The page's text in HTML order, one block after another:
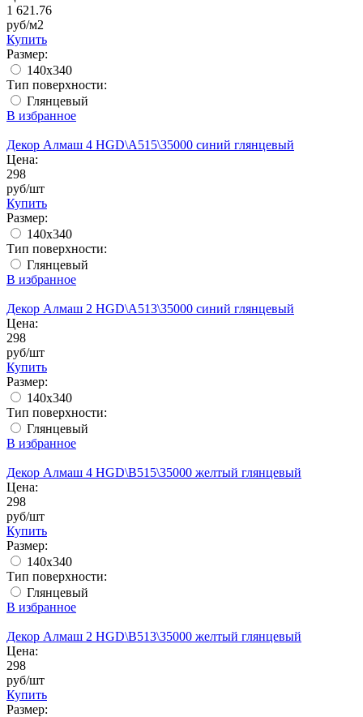
1 621.76
руб/м2
Купить
Размер:
140x340
Тип поверхности:
Глянцевый
В избранное
Декор Алмаш 4 HGD\A515\35000 синий глянцевый
Цена:
298
руб/шт
Купить
Размер:
140x340
Тип поверхности:
Глянцевый
В избранное
Декор Алмаш 2 HGD\A513\35000 синий глянцевый
Цена:
298
руб/шт
Купить
Размер:
140x340
Тип поверхности:
Глянцевый
В избранное
Декор Алмаш 4 HGD\B515\35000 желтый глянцевый
Цена:
298
руб/шт
Купить
Размер:
140x340
Тип поверхности:
Глянцевый
В избранное
Декор Алмаш 2 HGD\B513\35000 желтый глянцевый
Цена:
298
руб/шт
Купить
Размер: